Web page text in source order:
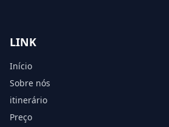
LINK
Início
Sobre nós
itinerário
Preço